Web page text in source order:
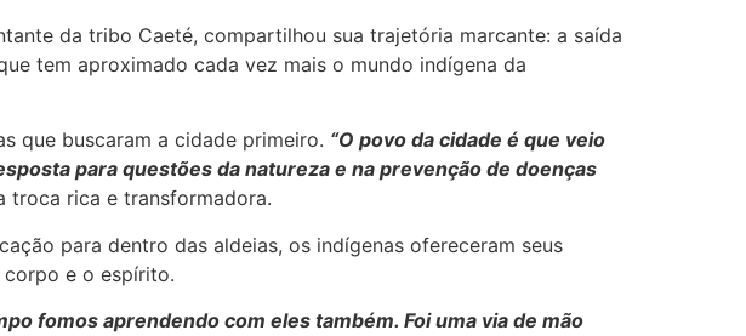
da tribo Caeté, compartilhou sua trajetória marcante: a saída
tem aproximado cada vez mais o mundo indígena da
que buscaram a cidade primeiro. “O povo da cidade é que veio
para questões da natureza e na prevenção de doenças
troca rica e transformadora.
para dentro das aldeias, os indígenas ofereceram seus
e o espírito.
fomos aprendendo com eles também. Foi uma via de mão